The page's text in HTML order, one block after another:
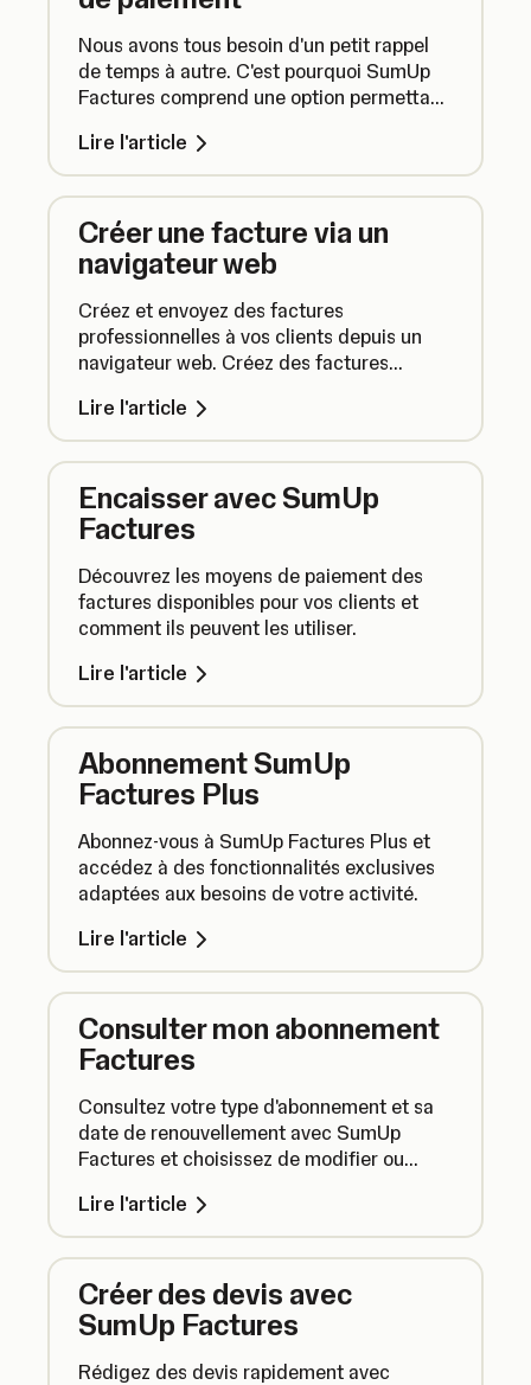
Nous avons tous besoin d'un petit rappel
de temps à autre. C'est pourquoi SumUp
Factures comprend une option permettant
paiement pour les factures non payées.
Voici comment ça fonctionne.
Lire l'article
Créer une facture via un
navigateur web
Créez et envoyez des factures
professionnelles à vos clients depuis un
navigateur web. Créez des factures
vous payer à distance en quelques clics
seulement.
Lire l'article
Encaisser avec SumUp
Factures
Découvrez les moyens de paiement des
factures disponibles pour vos clients et
comment ils peuvent les utiliser.
Lire l'article
Abonnement SumUp
Factures Plus
Abonnez-vous à SumUp Factures Plus et
accédez à des fonctionnalités exclusives
adaptées aux besoins de votre activité.
Lire l'article
Consulter mon abonnement
Factures
Consultez votre type d'abonnement et sa
date de renouvellement avec SumUp
Factures et choisissez de modifier ou
Factures.
Lire l'article
Créer des devis avec
SumUp Factures
Rédigez des devis rapidement avec